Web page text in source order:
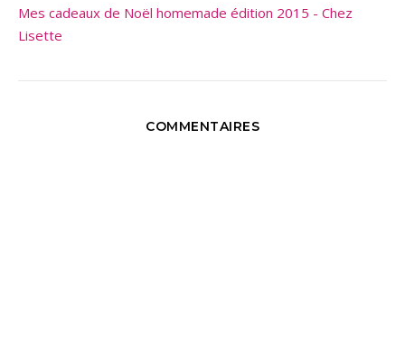
Mes cadeaux de Noël homemade édition 2015 - Chez
Lisette
COMMENTAIRES